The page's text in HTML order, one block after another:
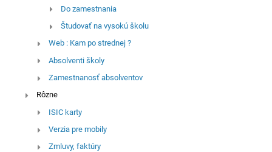
Do zamestnania
Študovať na vysokú školu
Web : Kam po strednej ?
Absolventi školy
Zamestnanosť absolventov
Rôzne
ISIC karty
Verzia pre mobily
Zmluvy, faktúry